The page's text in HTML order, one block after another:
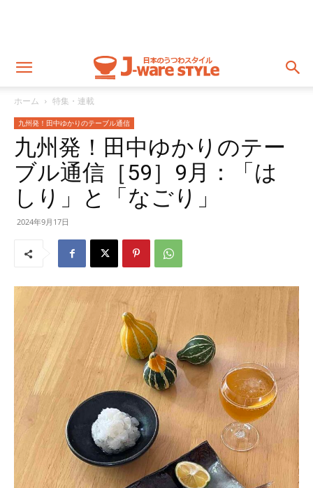
ホーム 特集・連載
九州発！田中ゆかりのテーブル通信
九州発！田中ゆかりのテー
ブル通信［59］9月：「は
しり」と「なごり」
2024年9月17日